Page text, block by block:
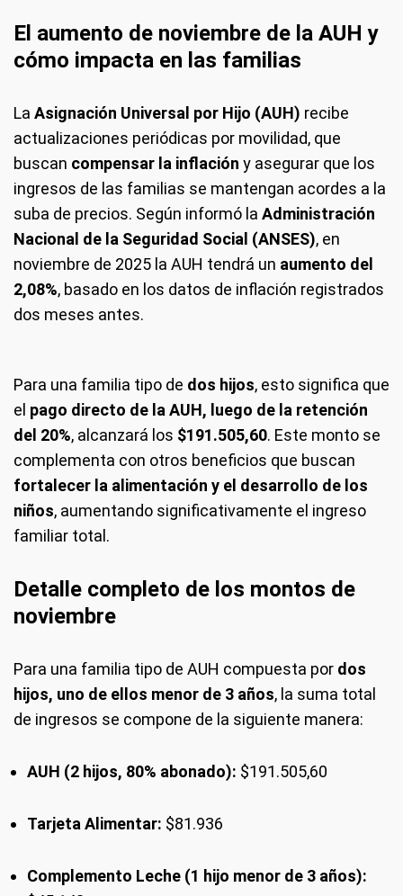
El aumento de noviembre de la AUH y
cómo impacta en las familias
La Asignación Universal por Hijo (AUH) recibe
actualizaciones periódicas por movilidad, que
buscan compensar la inflación y asegurar que los
ingresos de las familias se mantengan acordes a la
suba de precios. Según informó la Administración
Nacional de la Seguridad Social (ANSES), en
noviembre de 2025 la AUH tendrá un aumento del
2,08%, basado en los datos de inflación registrados
dos meses antes.
Para una familia tipo de dos hijos, esto significa que
el pago directo de la AUH, luego de la retención
del 20%, alcanzará los $191.505,60. Este monto se
complementa con otros beneficios que buscan
fortalecer la alimentación y el desarrollo de los
niños, aumentando significativamente el ingreso
familiar total.
Detalle completo de los montos de
noviembre
Para una familia tipo de AUH compuesta por dos
hijos, uno de ellos menor de 3 años, la suma total
de ingresos se compone de la siguiente manera:
AUH (2 hijos, 80% abonado): $191.505,60
Tarjeta Alimentar: $81.936
Complemento Leche (1 hijo menor de 3 años):